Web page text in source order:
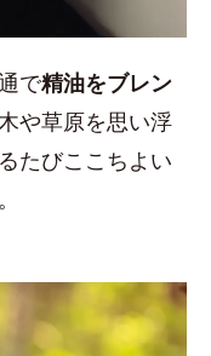
で精油をブレン
や草原を思い浮
たびここちよい